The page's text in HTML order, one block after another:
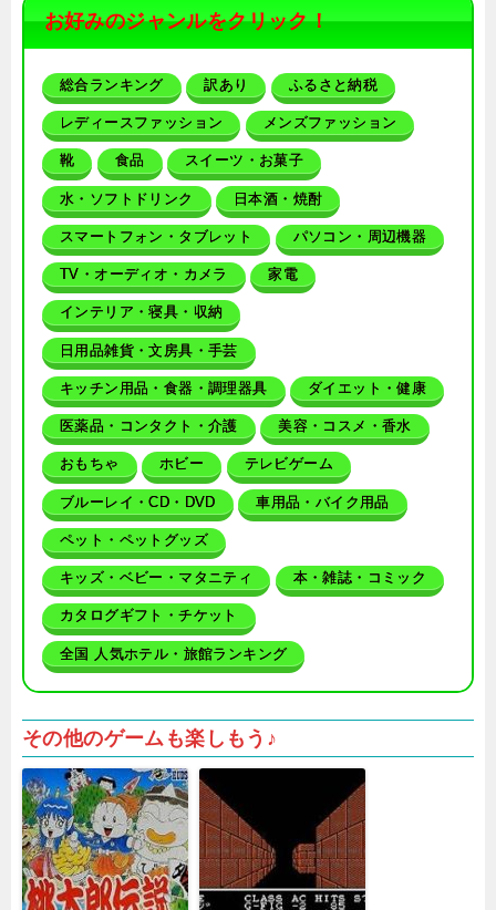
お好みのジャンルをクリック！
総合ランキング 訳あり ふるさと納税
レディースファッション メンズファッション
靴 食品 スイーツ・お菓子
水・ソフトドリンク 日本酒・焼酎
スマートフォン・タブレット パソコン・周辺機器
TV・オーディオ・カメラ 家電
インテリア・寝具・収納
日用品雑貨・文房具・手芸
キッチン用品・食器・調理器具 ダイエット・健康
医薬品・コンタクト・介護 美容・コスメ・香水
おもちゃ ホビー テレビゲーム
ブルーレイ・CD・DVD 車用品・バイク用品
ペット・ペットグッズ
キッズ・ベビー・マタニティ 本・雑誌・コミック
カタログギフト・チケット
全国 人気ホテル・旅館ランキング
その他のゲームも楽しもう♪